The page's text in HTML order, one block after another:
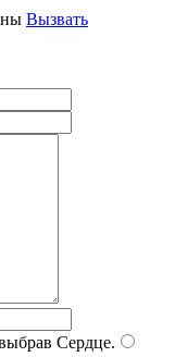
Вызвать
Сердце.